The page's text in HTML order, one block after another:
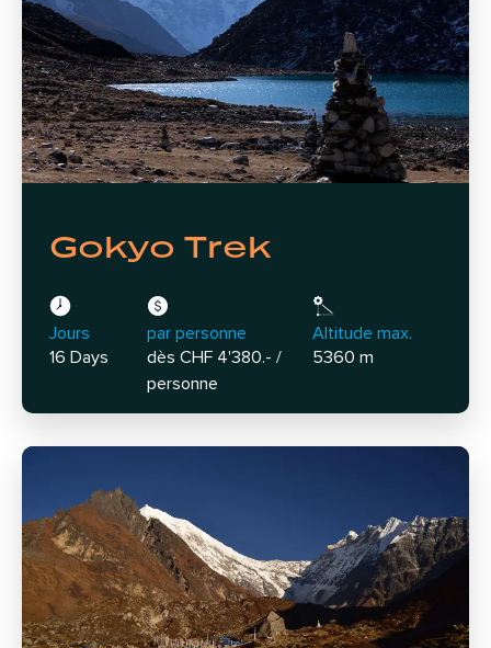
Gokyo Trek
Jours
16 Days
par personne
dès CHF 4'380.- /
personne
Altitude max.
5360 m